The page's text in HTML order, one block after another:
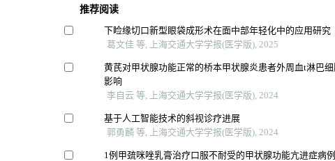
推荐阅读
下睑缘切口新型眼袋成形术在面中部年轻化中的应用研究
葛文佳 等, 上海交通大学学报(医学版), 2025
黄芪对甲状腺功能正常的桥本甲状腺炎患者外周血t淋巴
影响
李自云 等, 上海交通大学学报(医学版), 2024
基于人工智能技术的斜视诊疗进展
郭勇麟 等, 上海交通大学学报(医学版), 2024
1例甲巯咪唑乳膏治疗口服不耐受的甲状腺功能亢进症病